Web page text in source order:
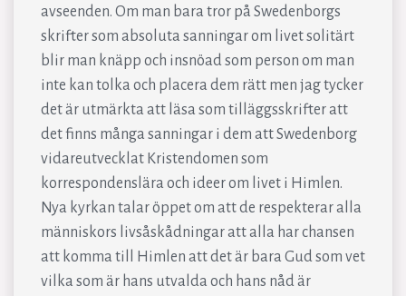
avseenden. Om man bara tror på Swedenborgs
skrifter som absoluta sanningar om livet solitärt
blir man knäpp och insnöad som person om man
inte kan tolka och placera dem rätt men jag tycker
det är utmärkta att läsa som tilläggsskrifter att
det finns många sanningar i dem att Swedenborg
vidareutvecklat Kristendomen som
korrespondenslära och ideer om livet i Himlen.
Nya kyrkan talar öppet om att de respekterar alla
människors livsåskådningar att alla har chansen
att komma till Himlen att det är bara Gud som vet
vilka som är hans utvalda och hans nåd är